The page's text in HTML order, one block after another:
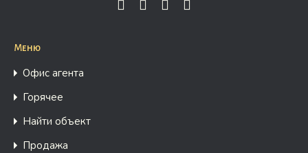
Меню
Офис агента
Горячее
Найти объект
Продажа